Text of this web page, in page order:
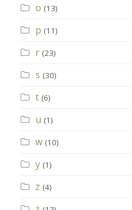
o (13)
p (11)
r (23)
s (30)
t (6)
u (1)
w (10)
y (1)
z (4)